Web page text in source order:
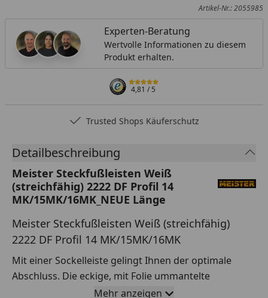
Artikel-Nr.: 2055985
Experten-Beratung
Wertvolle Informationen zu diesem
Produkt erhalten.
4,81/ 5
Trusted Shops Käuferschutz
Detailbeschreibung
Meister Steckfußleisten Weiß
(streichfähig) 2222 DF Profil 14
MK/15MK/16MK_NEUE Länge
Meister Steckfußleisten Weiß (streichfähig)
2222 DF Profil 14 MK/15MK/16MK
Mit einer Sockelleiste gelingt Ihnen der optimale
Abschluss. Die eckige, mit Folie ummantelte
Steckfußleiste liegt absolut im Trend. Die unsichtbare
Mehr anzeigen